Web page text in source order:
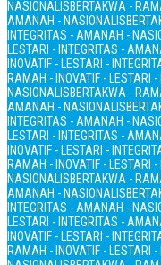
NASIONALISBERTAKWA -
AMANAH - NASIONALIS
INTEGRITAS - AMANAH -
LESTARI - INTEGRITAS -
INOVATIF - LESTARI -
RAMAH - INOVATIF - LESTARI
NASIONALISBERTAKWA -
AMANAH - NASIONALIS
INTEGRITAS - AMANAH -
LESTARI - INTEGRITAS -
INOVATIF - LESTARI -
RAMAH - INOVATIF - LESTARI
NASIONALISBERTAKWA -
AMANAH - NASIONALIS
INTEGRITAS - AMANAH -
LESTARI - INTEGRITAS -
INOVATIF - LESTARI -
RAMAH - INOVATIF - LESTARI